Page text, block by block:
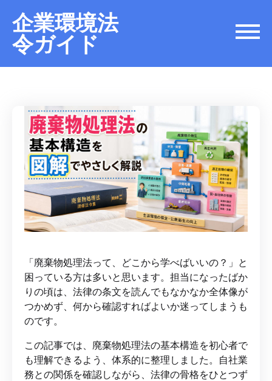
企業環境法
令ガイド
「廃棄物処理法って、どこから学べばいいの？」と
困っている方は多いと思います。担当になったばか
りの頃は、法律の条文を読んでもなかなか全体像が
つかめず、何から確認すればよいか迷ってしまうも
のです。
この記事では、廃棄物処理法の基本構造を初心者で
も理解できるよう、体系的に整理しました。自社業
務との関係を確認しながら、法律の骨格をひとつず